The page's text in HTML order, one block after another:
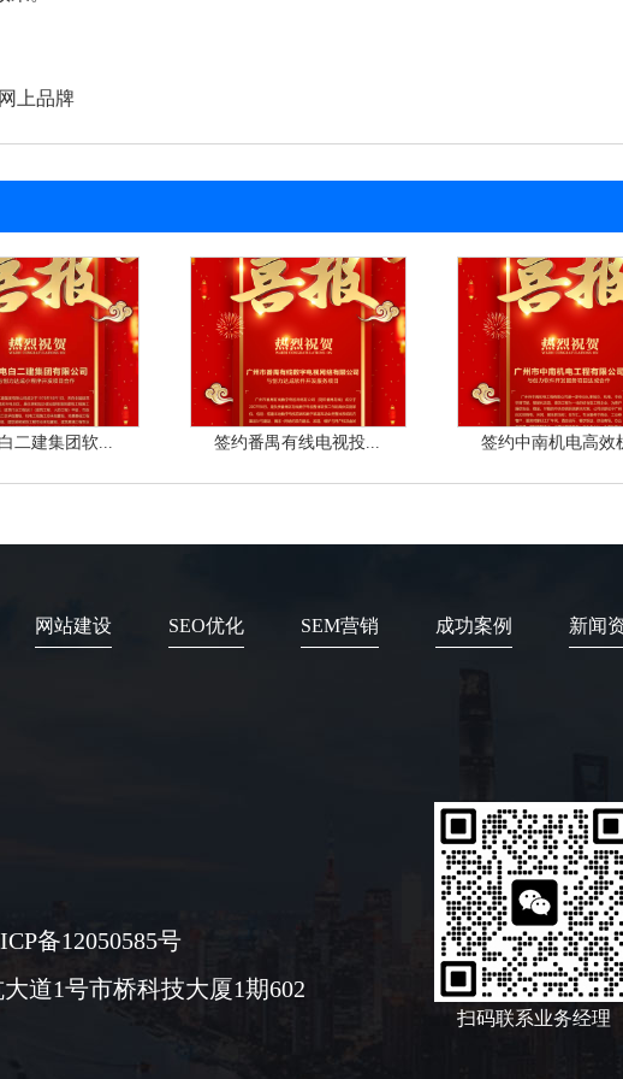
上品牌
二建集团软... 签约番禺有线电视投... 签约中南机电高效
网站建设 SEO优化 SEM营销 成功案例 新闻
备12050585号
道1号市桥科技大厦1期602
扫码联系业务经理